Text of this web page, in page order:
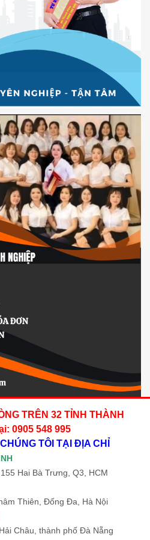
TRÊN 32 TỈNH THÀNH
0905 548 995
TÔI TẠI ĐỊA CHỈ
Hai Bà Trưng, Q3, HCM
Thiên, Đống Đa, Hà Nội
Châu, thành phố Đà Nẵng